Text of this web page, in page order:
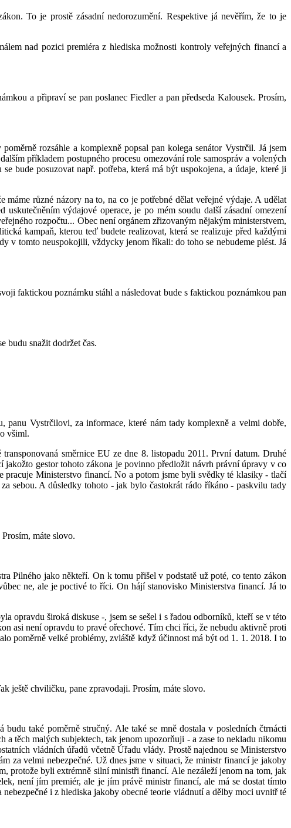
To je prostě zásadní nedorozumění. Respektive já nevěřím, že to je
nad pozici premiéra z hlediska možnosti kontroly veřejných financí a
a připraví se pan poslanec Fiedler a pan předseda Kalousek. Prosím,
rozsáhle a komplexně popsal pan kolega senátor Vystrčil. Já jsem
příkladem postupného procesu omezování role samospráv a volených
bude posuzovat např. potřeba, která má být uspokojena, a údaje, které ji
různé názory na to, na co je potřebné dělat veřejné výdaje. A udělat
výdajové operace, je po mém soudu další zásadní omezení
rozpočtu... Obec není orgánem zřizovaným nějakým ministerstvem,
kampaň, kterou teď budete realizovat, která se realizuje před každými
v tomto neuspokojili, vždycky jenom říkali: do toho se nebudeme plést. Já
faktickou poznámku stáhl a následovat bude s faktickou poznámkou pan
budu snažit dodržet čas.
panu Vystrčilovi, za informace, které nám tady komplexně a velmi dobře,
všiml.
směrnice EU ze dne 8. listopadu 2011. První datum. Druhé
gestor tohoto zákona je povinno předložit návrh právní úpravy v co
pracuje Ministerstvo financí. No a potom jsme byli svědky té klasiky - tlačí
sebou. A důsledky tohoto - jak bylo častokrát rádo říkáno - paskvilu tady
máte slovo.
Pilného jako někteří. On k tomu přišel v podstatě už poté, co tento zákon
ne, ale je poctivé to říci. On hájí stanovisko Ministerstva financí. Já to
opravdu široká diskuse -, jsem se sešel i s řadou odborníků, kteří se v této
asi není opravdu to pravé ořechové. Tím chci říci, že nebudu aktivně proti
poměrně velké problémy, zvláště když účinnost má být od 1. 1. 2018. I to
ještě chviličku, pane zpravodaji. Prosím, máte slovo.
také poměrně stručný. Ale také se mně dostala v posledních čtrnácti
těch malých subjektech, tak jenom upozorňuji - a zase to nekladu nikomu
vládních úřadů včetně Úřadu vlády. Prostě najednou se Ministerstvo
za velmi nebezpečné. Už dnes jsme v situaci, že ministr financí je jakoby
protože byli extrémně silní ministři financí. Ale nezáleží jenom na tom, jak
není jím premiér, ale je jím právě ministr financí, ale má se dostat tímto
i z hlediska jakoby obecné teorie vládnutí a dělby moci uvnitř té